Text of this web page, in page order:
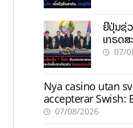
ຍີ່ປຸ່ນຊ່
ເກຣດ
ການເຕີ
07/
Nya casino utan
accepterar Swish:
07/08/2026